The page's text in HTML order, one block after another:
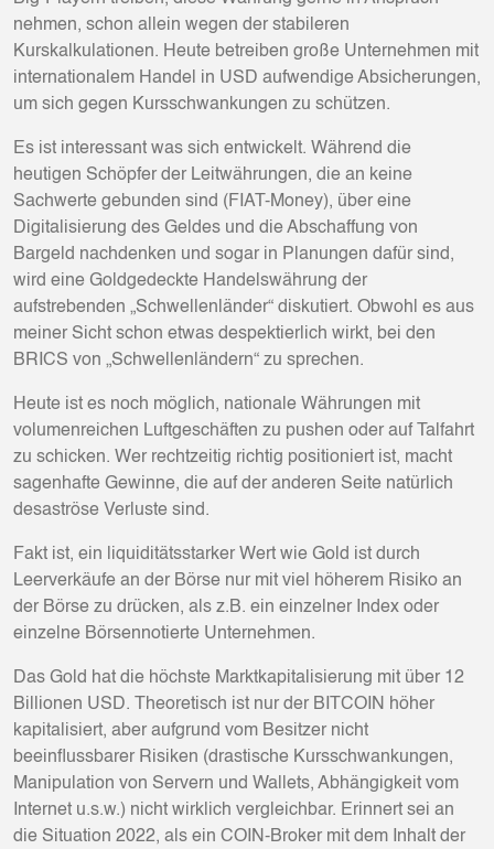
nehmen, schon allein wegen der stabileren
Kurskalkulationen. Heute betreiben große Unternehmen mit
internationalem Handel in USD aufwendige Absicherungen,
um sich gegen Kursschwankungen zu schützen.
Es ist interessant was sich entwickelt. Während die
heutigen Schöpfer der Leitwährungen, die an keine
Sachwerte gebunden sind (FIAT-Money), über eine
Digitalisierung des Geldes und die Abschaffung von
Bargeld nachdenken und sogar in Planungen dafür sind,
wird eine Goldgedeckte Handelswährung der
aufstrebenden „Schwellenländer“ diskutiert. Obwohl es aus
meiner Sicht schon etwas despektierlich wirkt, bei den
BRICS von „Schwellenländern“ zu sprechen.
Heute ist es noch möglich, nationale Währungen mit
volumenreichen Luftgeschäften zu pushen oder auf Talfahrt
zu schicken. Wer rechtzeitig richtig positioniert ist, macht
sagenhafte Gewinne, die auf der anderen Seite natürlich
desaströse Verluste sind.
Fakt ist, ein liquiditätsstarker Wert wie Gold ist durch
Leerverkäufe an der Börse nur mit viel höherem Risiko an
der Börse zu drücken, als z.B. ein einzelner Index oder
einzelne Börsennotierte Unternehmen.
Das Gold hat die höchste Marktkapitalisierung mit über 12
Billionen USD. Theoretisch ist nur der BITCOIN höher
kapitalisiert, aber aufgrund vom Besitzer nicht
beeinflussbarer Risiken (drastische Kursschwankungen,
Manipulation von Servern und Wallets, Abhängigkeit vom
Internet u.s.w.) nicht wirklich vergleichbar. Erinnert sei an
die Situation 2022, als ein COIN-Broker mit dem Inhalt der